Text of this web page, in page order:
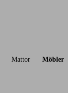
Mattor Möbler